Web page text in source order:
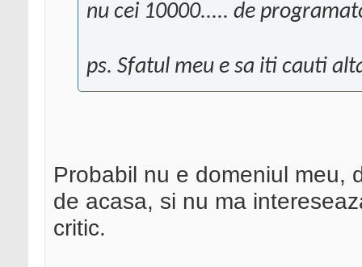
nu cei 10000..... de
ps. Sfatul meu e sa iti cauti
Probabil nu e domeniul meu,
de acasa, si nu ma
critic.